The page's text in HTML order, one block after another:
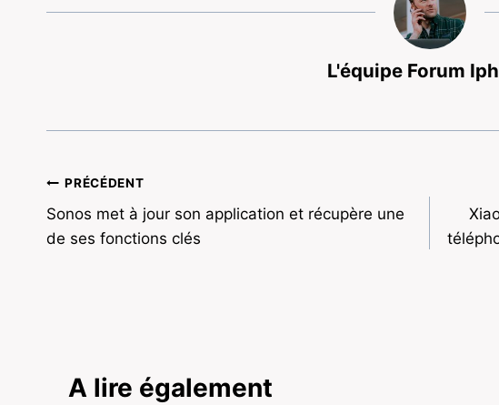
L'équipe Forum
Navigation
de
PRÉCÉDENT
Sonos met à jour son application et récupère une
de ses fonctions clés
A lire également